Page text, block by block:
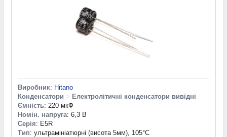
Виробник: Hitano
Конденсатори > Електролітичні конденсатори вивідні
Ємність: 220 мкФ
Номін. напруга: 6,3 В
Серія: E5R
Тип: ультрамініатюрні (висота 5мм), 105°C